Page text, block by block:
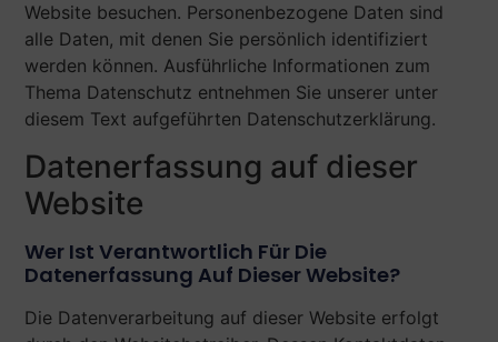
Website besuchen. Personenbezogene Daten sind
alle Daten, mit denen Sie persönlich identifiziert
werden können. Ausführliche Informationen zum
Thema Datenschutz entnehmen Sie unserer unter
diesem Text aufgeführten Datenschutzerklärung.
Datenerfassung auf dieser
Website
Wer Ist Verantwortlich Für Die
Datenerfassung Auf Dieser Website?
Die Datenverarbeitung auf dieser Website erfolgt